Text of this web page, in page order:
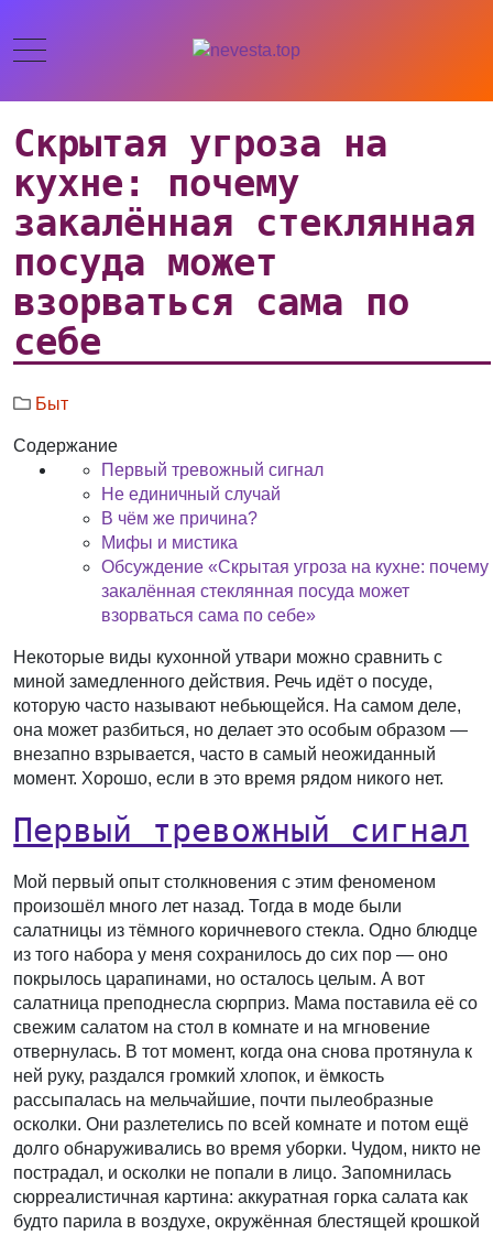
Скрытая угроза на
кухне: почему
закалённая стеклянная
посуда может
взорваться сама по
себе
Быт
Содержание
Первый тревожный сигнал
Не единичный случай
В чём же причина?
Мифы и мистика
Обсуждение «Скрытая угроза на кухне: почему
закалённая стеклянная посуда может
взорваться сама по себе»
Некоторые виды кухонной утвари можно сравнить с
миной замедленного действия. Речь идёт о посуде,
которую часто называют небьющейся. На самом деле,
она может разбиться, но делает это особым образом —
внезапно взрывается, часто в самый неожиданный
момент. Хорошо, если в это время рядом никого нет.
Первый тревожный сигнал
Мой первый опыт столкновения с этим феноменом
произошёл много лет назад. Тогда в моде были
салатницы из тёмного коричневого стекла. Одно блюдце
из того набора у меня сохранилось до сих пор — оно
покрылось царапинами, но осталось целым. А вот
салатница преподнесла сюрприз. Мама поставила её со
свежим салатом на стол в комнате и на мгновение
отвернулась. В тот момент, когда она снова протянула к
ней руку, раздался громкий хлопок, и ёмкость
рассыпалась на мельчайшие, почти пылеобразные
осколки. Они разлетелись по всей комнате и потом ещё
долго обнаруживались во время уборки. Чудом, никто не
пострадал, и осколки не попали в лицо. Запомнилась
сюрреалистичная картина: аккуратная горка салата как
будто парила в воздухе, окружённая блестящей крошкой